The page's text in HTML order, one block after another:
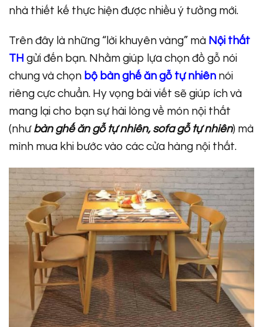
nhà thiết kế thực hiện được nhiều ý tưởng mới.
Trên đây là những “lời khuyên vàng” mà Nội thất
TH gửi đến bạn. Nhằm giúp lựa chọn đồ gỗ nói
chung và chọn bộ bàn ghế ăn gỗ tự nhiên nói
riêng cực chuẩn. Hy vọng bài viết sẽ giúp ích và
mang lại cho bạn sự hài lòng về món nội thất
(như bàn ghế ăn gỗ tự nhiên, sofa gỗ tự nhiên) mà
mình mua khi bước vào các cửa hàng nội thất.